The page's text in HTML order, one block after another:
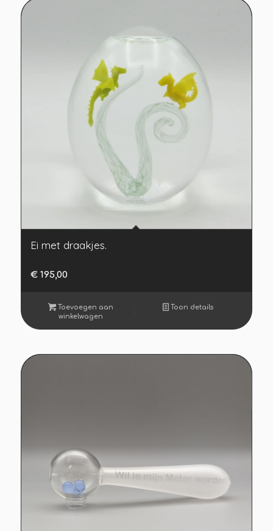
Ei met draakjes.
€195,00
Toevoegen aan
winkelwagen
Toon details